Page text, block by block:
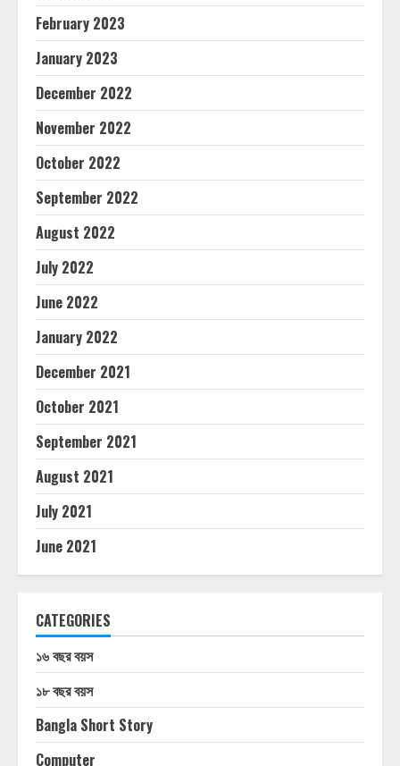
February 2023
January 2023
December 2022
November 2022
October 2022
September 2022
August 2022
July 2022
June 2022
January 2022
December 2021
October 2021
September 2021
August 2021
July 2021
June 2021
CATEGORIES
১৬ বছর বয়স
১৮ বছর বয়স
Bangla Short Story
Computer